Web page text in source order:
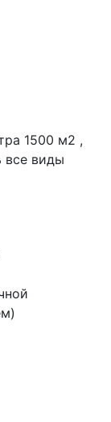
1500 м2 ,
все виды